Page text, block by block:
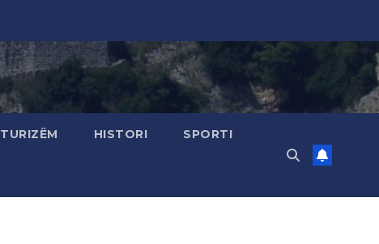
TURIZËM HISTORI SPORTI